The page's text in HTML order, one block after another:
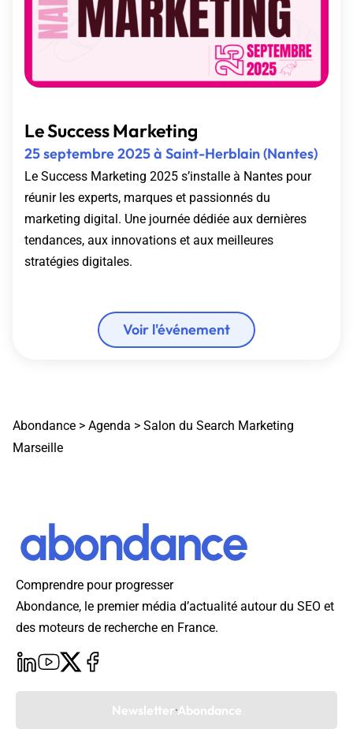
Le Success Marketing
25 septembre 2025 à Saint-Herblain(Nantes)
Le Success Marketing 2025 s’installe à Nantes pour
réunir les experts, marques et passionnés du
marketing digital. Une journée dédiée aux dernières
tendances, aux innovations et aux meilleures
stratégies digitales.
Voir l'événement
Abondance > Agenda > Salon du Search Marketing
Marseille
Comprendre pour progresser
Abondance, le premier média d’actualité autour du SEO et
des moteurs de recherche en France.
Newsletter Abondance